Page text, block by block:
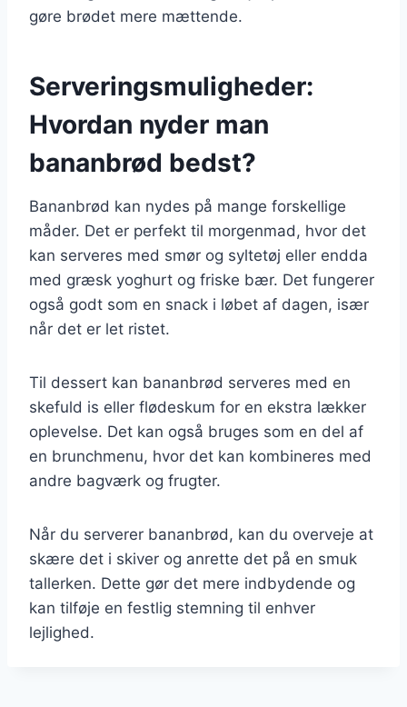
gøre brødet mere mættende.
Serveringsmuligheder:
Hvordan nyder man
bananbrød bedst?
Bananbrød kan nydes på mange forskellige
måder. Det er perfekt til morgenmad, hvor det
kan serveres med smør og syltetøj eller endda
med græsk yoghurt og friske bær. Det fungerer
også godt som en snack i løbet af dagen, især
når det er let ristet.
Til dessert kan bananbrød serveres med en
skefuld is eller flødeskum for en ekstra lækker
oplevelse. Det kan også bruges som en del af
en brunchmenu, hvor det kan kombineres med
andre bagværk og frugter.
Når du serverer bananbrød, kan du overveje at
skære det i skiver og anrette det på en smuk
tallerken. Dette gør det mere indbydende og
kan tilføje en festlig stemning til enhver
lejlighed.